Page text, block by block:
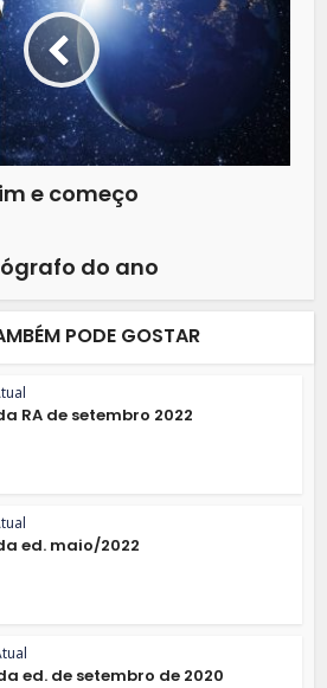
e começo
do ano
PODE GOSTAR
RA de setembro 2022
ed. maio/2022
ed. de setembro de 2020